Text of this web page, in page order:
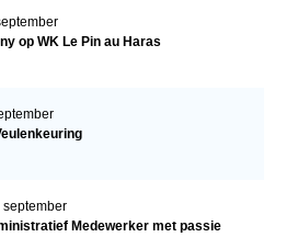
op WK Le Pin au Haras
Medewerker met passie